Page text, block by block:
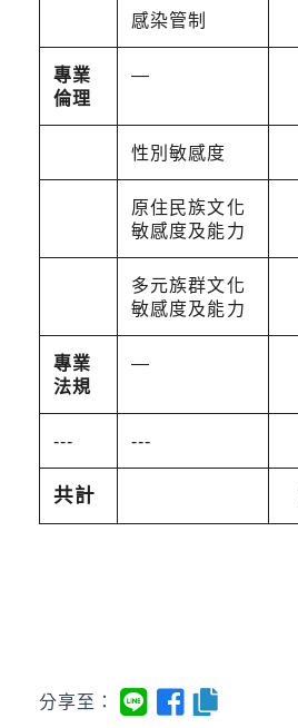
感染管制
專業
倫理
—
性別敏感度
原住民族文化
敏感度及能力
多元族群文化
敏感度及能力
專業
法規
—
--- ---
共計
分享至：